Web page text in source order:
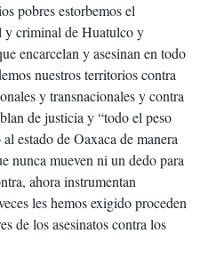
pobres estorbemos el
y criminal de Huatulco y
encarcelan y asesinan en todo
nuestros territorios contra
y transnacionales y contra
de justicia y “todo el peso
estado de Oaxaca de manera
nunca mueven ni un dedo para
ahora instrumentan
les hemos exigido proceden
de los asesinatos contra los